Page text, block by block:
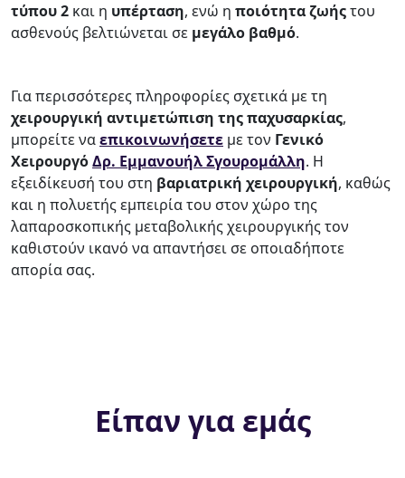
τύπου2 και η υπέρταση, ενώ η ποιότηταζωήςτου
ασθενούς βελτιώνεται σε μεγάλο βαθμό.
Για περισσότερες πληροφορίες σχετικά με τη
χειρουργική αντιμετώπιση της παχυσαρκίας,
μπορείτε ναεπικοινωνήσετε με τον Γενικό
ΧειρουργόΔρ. Εμμανουήλ Σγουρομάλλη. Η
εξειδίκευσή του στη βαριατρική χειρουργική, καθώς
και η πολυετής εμπειρία του στον χώρο της
λαπαροσκοπικής μεταβολικής χειρουργικής τον
καθιστούν ικανό να απαντήσει σε οποιαδήποτε
απορία σας.
Είπαν για εμάς